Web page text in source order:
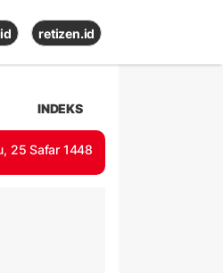
retizen.id
INDEKS
25 Safar 1448